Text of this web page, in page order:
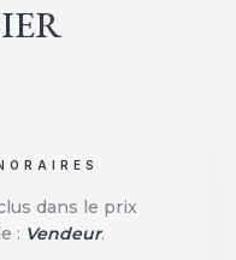
dans le prix
: Vendeur.